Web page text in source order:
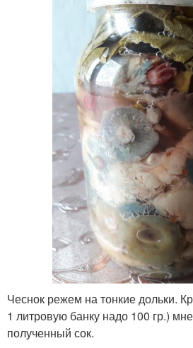
Чеснок режем на тонкие дольки.
1 литровую банку надо 100 гр.)
полученный сок.